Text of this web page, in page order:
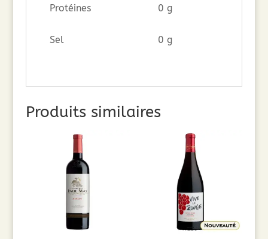
Protéines 0 g
Sel 0 g
Produits similaires